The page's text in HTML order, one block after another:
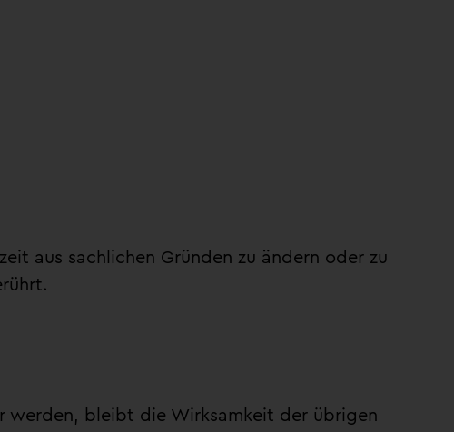
aus sachlichen Gründen zu ändern oder zu
werden, bleibt die Wirksamkeit der übrigen